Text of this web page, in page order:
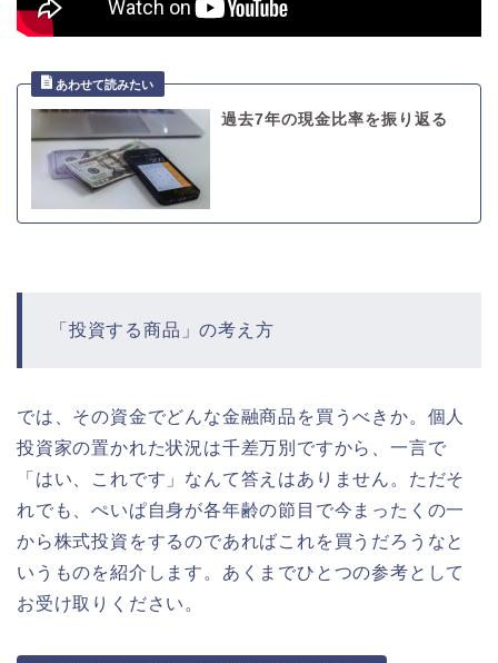
過去7年の現金比率を振り返る
「投資する商品」の考え方
では、その資金でどんな金融商品を買うべきか。個人
投資家の置かれた状況は千差万別ですから、一言で
「はい、これです」なんて答えはありません。ただそ
れでも、ぺいぱ自身が各年齢の節目で今まったくの一
から株式投資をするのであればこれを買うだろうなと
いうものを紹介します。あくまでひとつの参考として
お受け取りください。